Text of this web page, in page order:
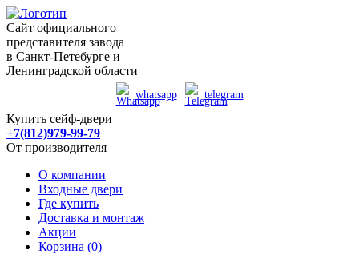
Сайт официального
представителя завода
в Санкт-Петебурге и
Ленинградской области
whatsapp telegram
Купить сейф-двери
+7(812)979-99-79
От производителя
О компании
Входные двери
Где купить
Доставка и монтаж
Акции
Корзина (0)